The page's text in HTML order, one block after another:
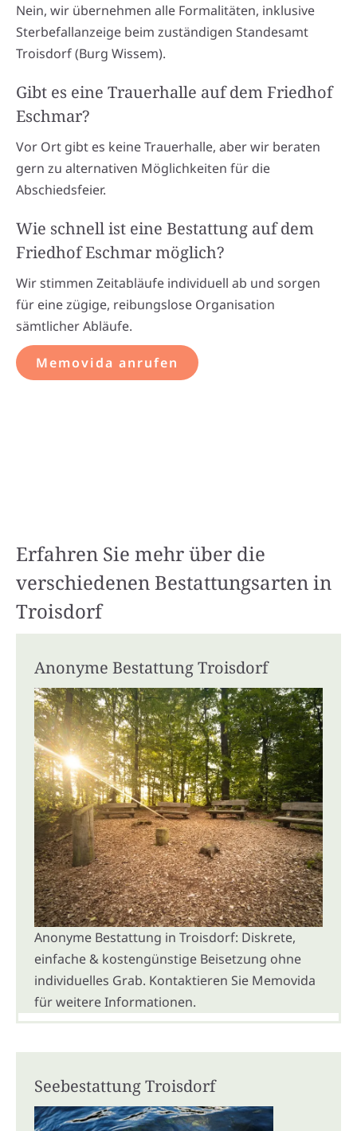
Nein, wir übernehmen alle Formalitäten, inklusive
Sterbefallanzeige beim zuständigen Standesamt
Troisdorf (Burg Wissem).
Gibt es eine Trauerhalle auf dem Friedhof
Eschmar?
Vor Ort gibt es keine Trauerhalle, aber wir beraten
gern zu alternativen Möglichkeiten für die
Abschiedsfeier.
Wie schnell ist eine Bestattung auf dem
Friedhof Eschmar möglich?
Wir stimmen Zeitabläufe individuell ab und sorgen
für eine zügige, reibungslose Organisation
sämtlicher Abläufe.
Memovida anrufen
Erfahren Sie mehr über die
verschiedenen Bestattungsarten in
Troisdorf
Anonyme Bestattung Troisdorf
Anonyme Bestattung in Troisdorf: Diskrete,
einfache & kostengünstige Beisetzung ohne
individuelles Grab. Kontaktieren Sie Memovida
für weitere Informationen.
Seebestattung Troisdorf